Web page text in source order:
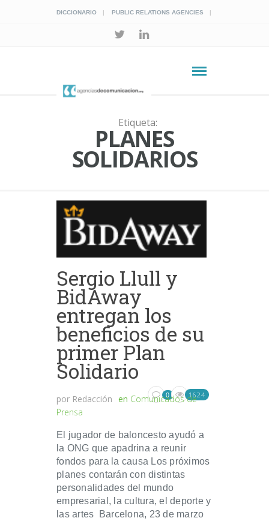
DICCIONARIO PUBLIC RELATIONS AGENCIES
Etiqueta:
PLANES
SOLIDARIOS
Sergio Llull y
BidAway
entregan los
beneficios de su
primer Plan
Solidario
por Redacción en Comunicados de
Prensa
0 1624
El jugador de baloncesto ayudó a
la ONG que apadrina a reunir
fondos para la causa Los próximos
planes contarán con distintas
personalidades del mundo
empresarial, la cultura, el deporte y
las artes Barcelona, 23 de marzo